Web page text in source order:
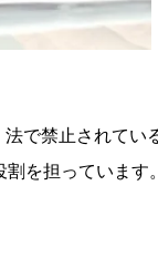
で禁止されてい
を担っていま